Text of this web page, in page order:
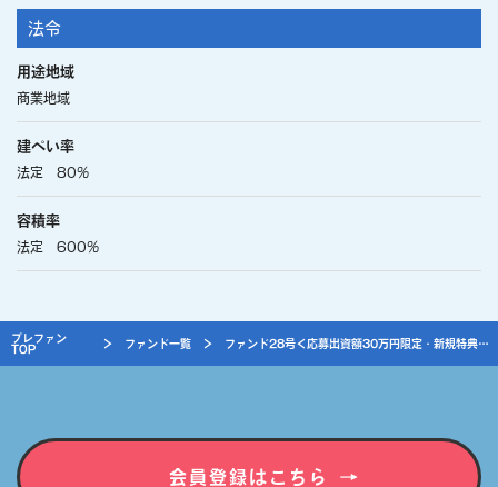
法令
用途地域
商業地域
建ぺい率
法定 80%
容積率
法定 600%
プレファン
TOP
＞ ファンド一覧 ＞ ファンド28号＜応募出資額30万円限定・新規特典付＞
会員登録はこちら